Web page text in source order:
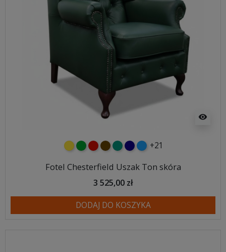
visibility
żółtyzielonyczerwony
czekoladowy
turkusowy
granatowy
niebieski
+21
Fotel Chesterfield Uszak Ton skóra
3 525,00 zł
DODAJ DO KOSZYKA